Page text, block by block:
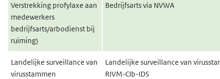
Verstrekking profylaxe aan
medewerkers
bedrijfsarts/arbodienst bij
ruiming)
Bedrijfsarts via NVWA
Landelijke surveillance van
virusstammen
Landelijke surveillance van
RIVM-CIb-IDS